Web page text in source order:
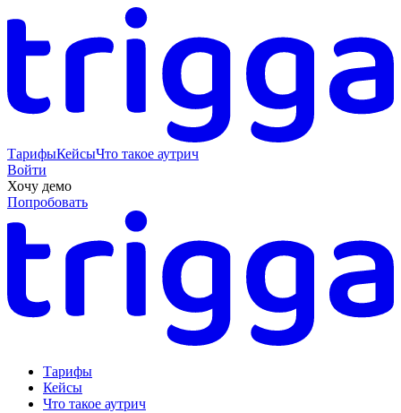
ТарифыКейсыЧто такое аутрич
Войти
Хочу демо
Попробовать
Тарифы
Кейсы
Что такое аутрич